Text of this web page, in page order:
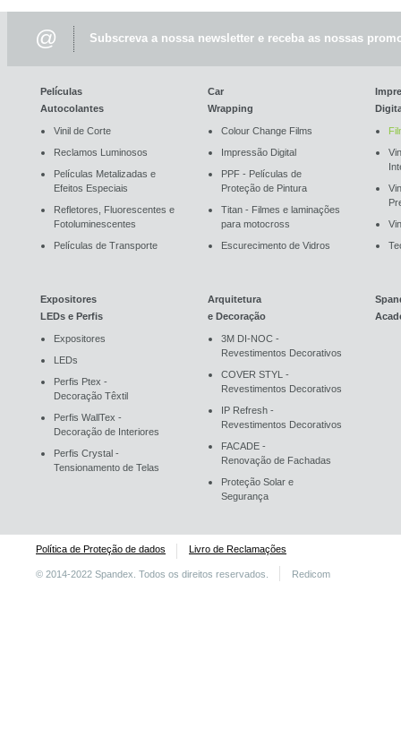
@ Subscreva a nossa newsletter e receba as nossas
Películas
Autocolantes
Vinil de Corte
Reclamos Luminosos
Películas Metalizadas e
Efeitos Especiais
Refletores, Fluorescentes e
Fotoluminescentes
Películas de Transporte
Car
Wrapping
Colour Change Films
Impressão Digital
PPF - Películas de
Proteção de Pintura
Titan - Filmes e laminações
para motocross
Escurecimento de Vidros
Expositores
LEDs e Perfis
Expositores
LEDs
Perfis Ptex -
Decoração Têxtil
Perfis WallTex -
Decoração de Interiores
Perfis Crystal -
Tensionamento de Telas
Arquitetura
e Decoração
3M DI-NOC -
Revestimentos Decorativos
COVER STYL -
Revestimentos Decorativos
IP Refresh -
Revestimentos Decorativos
FACADE -
Renovação de Fachadas
Proteção Solar e
Segurança
Política de Proteção de dados Livro de Reclamações
© 2014-2022 Spandex. Todos os direitos reservados. Redicom